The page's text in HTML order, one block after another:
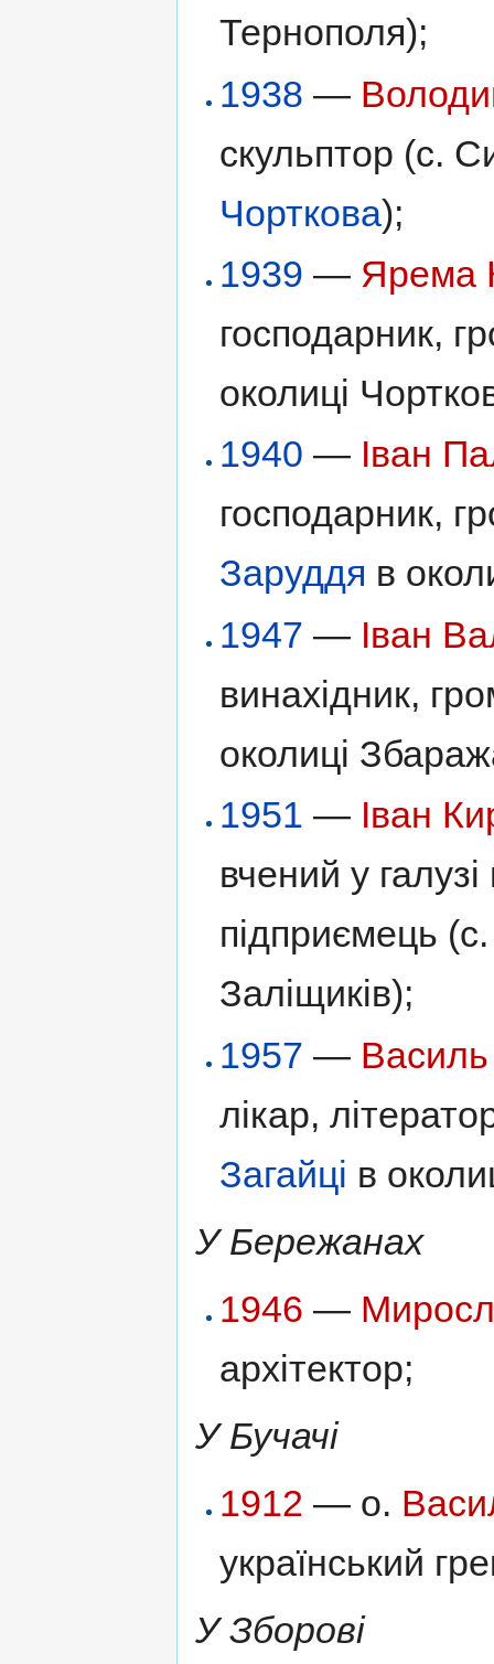
Тернополя);
1938 —
скульптор (с.
Чорткова);
1939 — Ярема
господарник,
околиці
1940 — Іван
господарник,
Заруддя в
1947 — Іван
винахідник,
околиці
1951 — Іван
вчений у
підприємець
Заліщиків);
1957 —
лікар,
Загайці в
У Бережанах
1946 —
архітектор;
У Бучачі
1912 — о.
український
У Зборові